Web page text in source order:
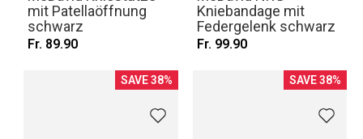
mit Patellaöffnung
schwarz
Fr. 89.90
Kniebandage mit
Federgelenk schwarz
Fr. 99.90
SAVE 38% SAVE 38%